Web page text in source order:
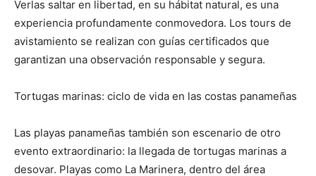
Verlas saltar en libertad, en su hábitat natural, es una
experiencia profundamente conmovedora. Los tours de
avistamiento se realizan con guías certificados que
garantizan una observación responsable y segura.
Tortugas marinas: ciclo de vida en las costas panameñas
Las playas panameñas también son escenario de otro
evento extraordinario: la llegada de tortugas marinas a
desovar. Playas como La Marinera, dentro del área